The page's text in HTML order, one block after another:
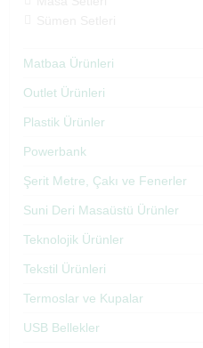
Matbaa Ürünleri
Outlet Ürünleri
Plastik Ürünler
Powerbank
Şerit Metre, Çakı ve Fenerler
Suni Deri Masaüstü Ürünler
Teknolojik Ürünler
Tekstil Ürünleri
Termoslar ve Kupalar
USB Bellekler